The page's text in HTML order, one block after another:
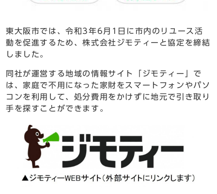
東大阪市では、令和3年6月1日に市内のリユース活
動を促進するため、株式会社ジモティーと協定を締結
しました。
同社が運営する地域の情報サイト「ジモティー」で
は、家庭で不用になった家財をスマートフォンやパソ
コンを利用して、処分費用をかけずに地元で引き取り
手を探すことができます。